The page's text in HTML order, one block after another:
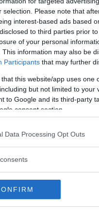
selection. Please note that
interest-based ads based
to third parties prior
of your personal
This information may also be
Participants that may further
that this website/app uses
but not limited to
to Google and its third-party
consent section.
Data Processing Opt Outs
har Volvo för första
Volvo On Call
Bilägares podcast om